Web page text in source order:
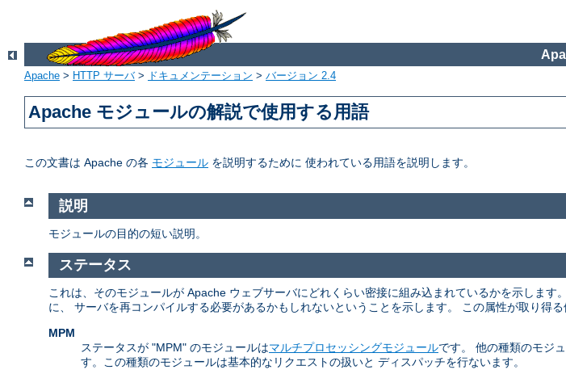
Apache > HTTP サーバ> ドキュメンテーション > バージョン 2.4
Apache モジュールの解説で使用する用語
この文書は Apache の各 モジュール を説明するために 使われている用語を説明します。
説明
モジュールの目的の短い説明。
ステータス
これは、そのモジュールが Apache ウェブサーバにどれくらい密接に組み込まれているかを示しま
に、 サーバを再コンパイルする必要があるかもしれないということを示します。 この属性が取り得
MPM
ステータスが "MPM" のモジュールはマルチプロセッシングモジュールです。 他の種類のモジ
す。この種類のモジュールは基本的なリクエストの扱いと ディスパッチを行ないます。